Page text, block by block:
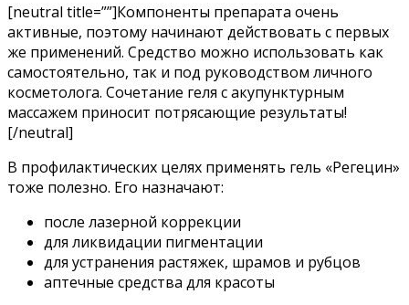
[neutral title=””]Компоненты препарата очень
активные, поэтому начинают действовать с первых
же применений. Средство можно использовать как
самостоятельно, так и под руководством личного
косметолога. Сочетание геля с акупунктурным
массажем приносит потрясающие результаты!
[/neutral]
В профилактических целях применять гель «Регецин»
тоже полезно. Его назначают:
после лазерной коррекции
для ликвидации пигментации
для устранения растяжек, шрамов и рубцов
аптечные средства для красоты